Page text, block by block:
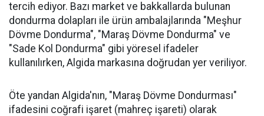
tercih ediyor. Bazı market ve bakkallarda bulunan
dondurma dolapları ile ürün ambalajlarında "Meşhur
Dövme Dondurma", "Maraş Dövme Dondurma" ve
"Sade Kol Dondurma" gibi yöresel ifadeler
kullanılırken, Algida markasına doğrudan yer veriliyor.
Öte yandan Algida'nın, "Maraş Dövme Dondurması"
ifadesini coğrafi işaret (mahreç işareti) olarak